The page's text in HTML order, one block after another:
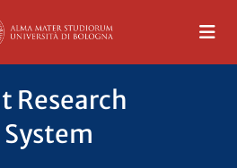
Research